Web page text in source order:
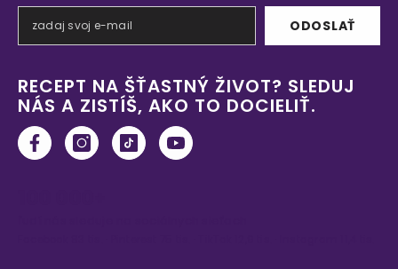
ODOSLAŤ
RECEPT NA ŠŤASTNÝ ŽIVOT? SLEDUJ
NÁS A ZISTÍŠ, AKO TO DOCIELIŤ.